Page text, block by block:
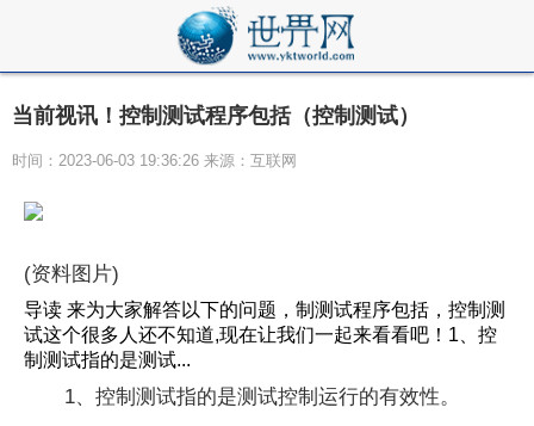
当前视讯！控制测试程序包括（控制测试）
时间：2023-06-03 19:36:26 来源：互联网
(资料图片)
导读 来为大家解答以下的问题，制测试程序包括，控制测
试这个很多人还不知道,现在让我们一起来看看吧！1、控
制测试指的是测试...
1、控制测试指的是测试控制运行的有效性。